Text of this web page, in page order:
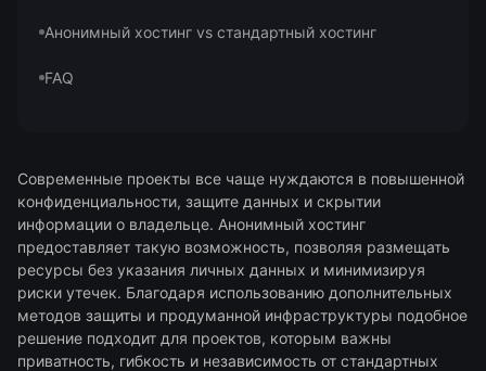
Анонимный хостинг vs стандартный хостинг
FAQ
Современные проекты все чаще нуждаются в повышенной
конфиденциальности, защите данных и скрытии
информации о владельце. Анонимный хостинг
предоставляет такую возможность, позволяя размещать
ресурсы без указания личных данных и минимизируя
риски утечек. Благодаря использованию дополнительных
методов защиты и продуманной инфраструктуры подобное
решение подходит для проектов, которым важны
приватность, гибкость и независимость от стандартных